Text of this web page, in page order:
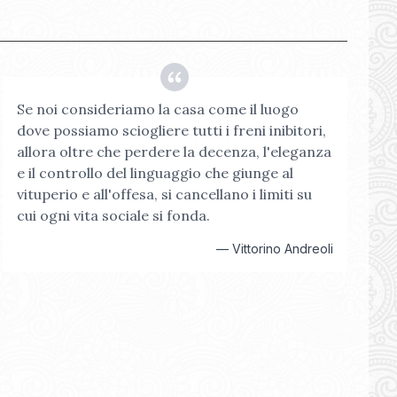
Se noi consideriamo la casa come il luogo
dove possiamo sciogliere tutti i freni inibitori,
allora oltre che perdere la decenza, l'eleganza
e il controllo del linguaggio che giunge al
vituperio e all'offesa, si cancellano i limiti su
cui ogni vita sociale si fonda.
— Vittorino Andreoli